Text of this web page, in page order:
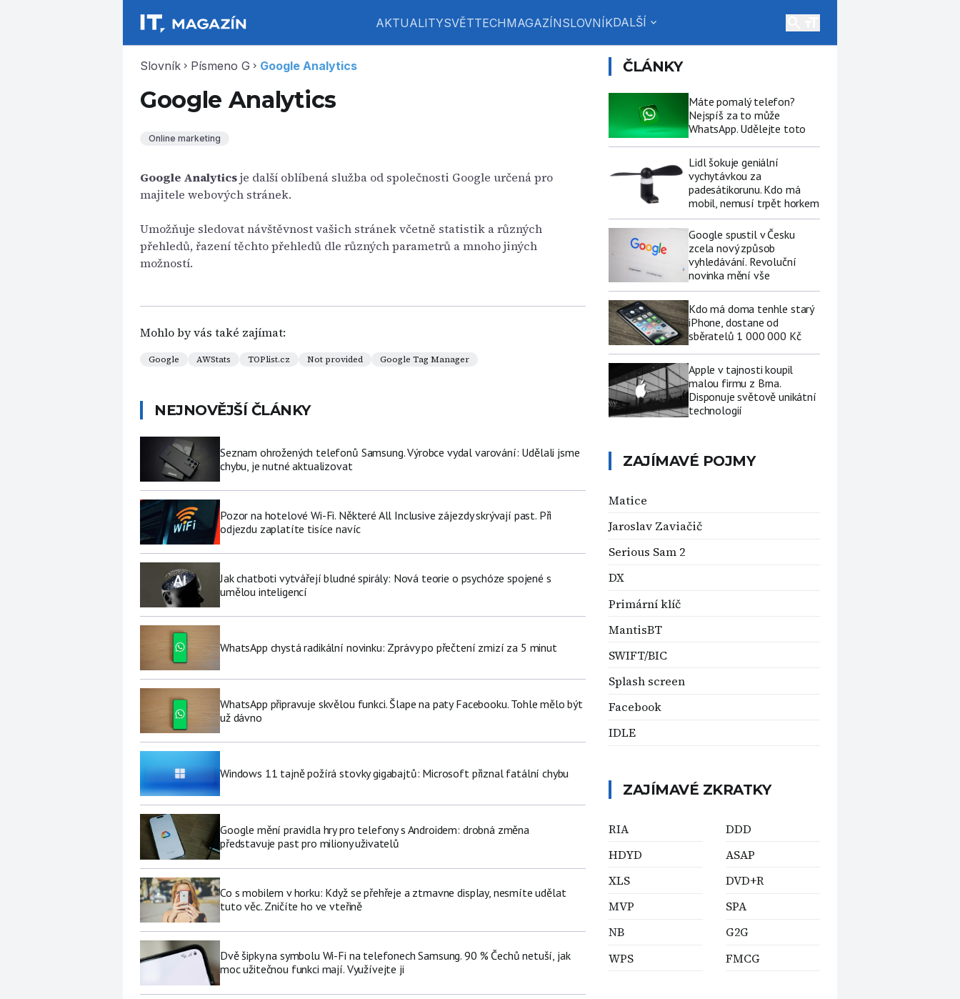
AKTUALITYSVĚTTECHMAGAZÍNSLOVNÍKDALŠÍ expand_more
Slovník chevron_right Písmeno G chevron_right Google Analytics
Google Analytics
Online marketing
Google Analyticsje další oblíbená služba od společnosti Google určená pro
majitele webových stránek.
Umožňuje sledovat návštěvnost vašich stránek včetně statistik a různých
přehledů, řazení těchto přehledů dle různých parametrů a mnoho jiných
možností.
Mohlo by vás také zajímat:
Google AWStats TOPlist.cz Not provided Google Tag Manager
NEJNOVĚJŠÍ ČLÁNKY
Seznam ohrožených telefonů Samsung. Výrobce vydal varování: Udělali jsme
chybu, je nutné aktualizovat
Pozor na hotelové Wi-Fi. Některé All Inclusive zájezdy skrývají past. Při
odjezdu zaplatíte tisíce navíc
Jak chatboti vytvářejí bludné spirály: Nová teorie o psychóze spojené s
umělou inteligencí
WhatsApp chystá radikální novinku: Zprávy po přečtení zmizí za 5 minut
WhatsApp připravuje skvělou funkci. Šlape na paty Facebooku. Tohle mělo být
už dávno
Windows 11 tajně požírá stovky gigabajtů: Microsoft přiznal fatální chybu
Google mění pravidla hry pro telefony s Androidem: drobná změna
představuje past pro miliony uživatelů
Co s mobilem v horku: Když se přehřeje a ztmavne display, nesmíte udělat
tuto věc. Zničíte ho ve vteřině
Dvě šipky na symbolu Wi-Fi na telefonech Samsung. 90 % Čechů netuší, jak
moc užitečnou funkci mají. Využívejte ji
ČLÁNKY
Máte pomalý telefon?
Nejspíš za to může
WhatsApp. Udělejte toto
Lidl šokuje geniální
vychytávkou za
padesátikorunu. Kdo má
mobil, nemusí trpět horkem
Google spustil v Česku
zcela nový způsob
vyhledávání. Revoluční
novinka mění vše
Kdo má doma tenhle starý
iPhone, dostane od
sběratelů 1 000 000 Kč
Apple v tajnosti koupil
malou firmu z Brna.
Disponuje světově unikátní
technologií
ZAJÍMAVÉ POJMY
Matice
Jaroslav Zaviačič
Serious Sam 2
DX
Primární klíč
MantisBT
SWIFT/BIC
Splash screen
Facebook
IDLE
ZAJÍMAVÉ ZKRATKY
RIA
HDYD
XLS
MVP
NB
WPS
DDD
ASAP
DVD+R
SPA
G2G
FMCG